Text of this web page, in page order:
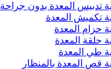
تدبيس المعدة بدون جراحة
تكميش المعدة
حزام المعدة
حلقة المعدة
طي المعدة
قص المعدة بالمنظار